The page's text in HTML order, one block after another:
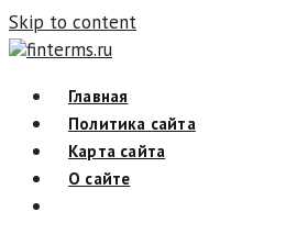
Skip to content
finterms.ru
Главная
Политика сайта
Карта сайта
О сайте